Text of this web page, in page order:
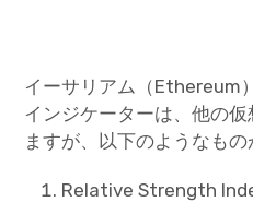
イーサリアム（Ethereum
インジケーターは、他の
ますが、以下のようなもの
Relative Strength